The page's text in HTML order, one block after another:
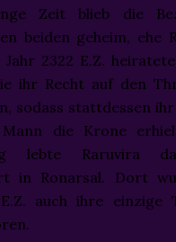
Zeit blieb die
beiden geheim, ehe
Jahr 2322 E.Z.
ihr Recht auf den
sodass stattdessen
die Krone
lebte Raruvira
in Ronarsal. Dort
auch ihre einzige